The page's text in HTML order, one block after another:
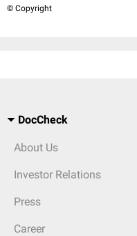
© Copyright
DocCheck
About Us
Investor Relations
Press
Career